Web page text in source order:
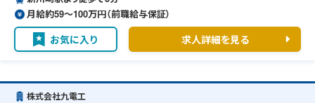
月給約59〜100万円（前職給与保証）
お気に入り 求人詳細を見る
株式会社九電工